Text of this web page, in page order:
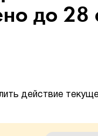
до 28
действие